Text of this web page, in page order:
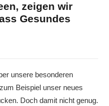
zeigen wir
Gesundes
unsere besonderen
Beispiel unser neues
Doch damit nicht genug.